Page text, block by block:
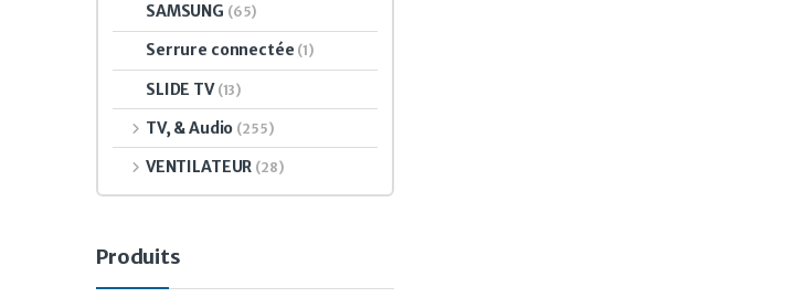
SAMSUNG (65)
Serrure connectée (1)
SLIDE TV (13)
TV, & Audio (255)
VENTILATEUR (28)
Produits